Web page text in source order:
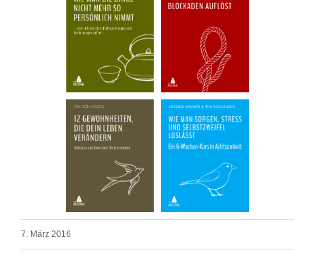
7. März 2016